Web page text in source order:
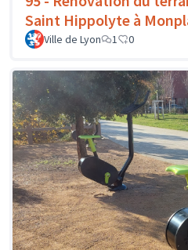
Saint Hippolyte à
Ville de Lyon 1 0